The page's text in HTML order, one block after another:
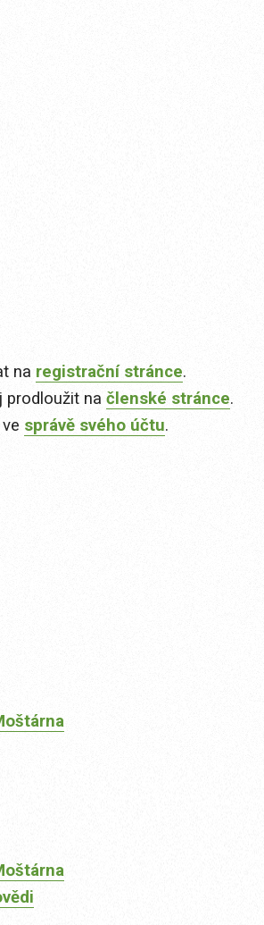
na registrační stránce.
prodloužit na členské stránce.
správě svého účtu.